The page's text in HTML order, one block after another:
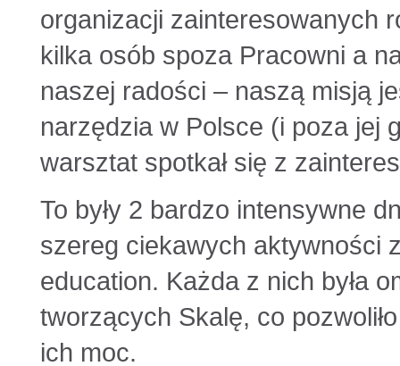
organizacji zainteresowanych
kilka osób spoza Pracowni a
naszej radości – naszą misją
narzędzia w Polsce (i poza jej
warsztat spotkał się z
To były 2 bardzo intensywne
szereg ciekawych aktywności
education. Każda z nich była
tworzących Skalę, co
ich moc.